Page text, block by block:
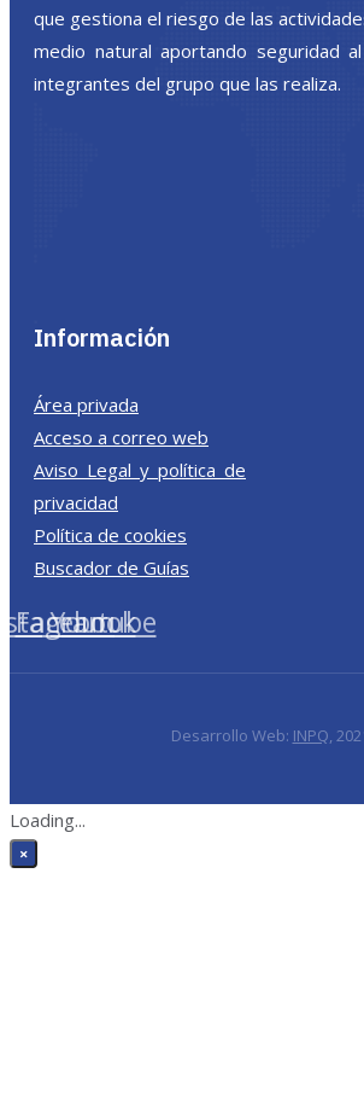
que gestiona el riesgo de las
medio natural aportando seguridad
integrantes del grupo que las realiza.
Información
Área privada
Acceso a correo web
Aviso Legal y política de
privacidad
Política de cookies
Buscador de Guías
Facebook
Youtube
Desarrollo Web: INPQ,
Loading...
×